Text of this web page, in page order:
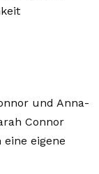
und Anna-
Connor
eigene